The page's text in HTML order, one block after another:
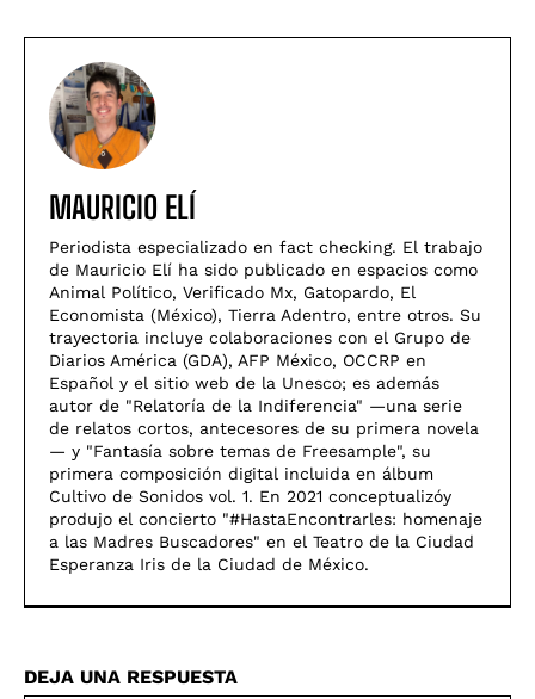
MAURICIO ELÍ
Periodista especializado en fact checking. El trabajo
de Mauricio Elí ha sido publicado en espacios como
Animal Político, Verificado Mx, Gatopardo, El
Economista (México), Tierra Adentro, entre otros. Su
trayectoria incluye colaboraciones con el Grupo de
Diarios América (GDA), AFP México, OCCRP en
Español y el sitio web de la Unesco; es además
autor de "Relatoría de la Indiferencia" —una serie
de relatos cortos, antecesores de su primera novela
— y "Fantasía sobre temas de Freesample", su
primera composición digital incluida en álbum
Cultivo de Sonidos vol. 1. En 2021 conceptualizóy
produjo el concierto "#HastaEncontrarles: homenaje
a las Madres Buscadores" en el Teatro de la Ciudad
Esperanza Iris de la Ciudad de México.
DEJA UNA RESPUESTA